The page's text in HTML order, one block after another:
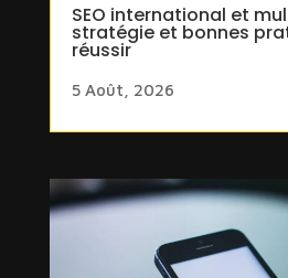
SEO international et
stratégie et bonnes
réussir
5 Août, 2026